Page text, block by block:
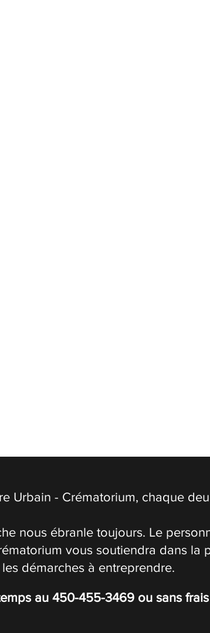
Urbain - Crématorium, chaque
nous ébranle toujours. Le
vous soutiendra dans la
démarches à entreprendre.
au 450-455-3469ou sans